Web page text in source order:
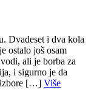
Dvadeset i dva kola
ostalo još osam
ali je borba za
i sigurno je da
izbore […] Više